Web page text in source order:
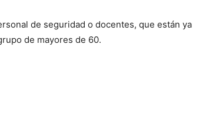
de seguridad o docentes, que están ya
de mayores de 60.